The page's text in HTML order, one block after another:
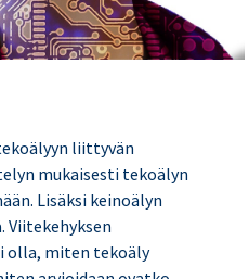
liittyvän
mukaisesti tekoälyn
Lisäksi keinoälyn
Viitekehyksen
olla, miten tekoäly